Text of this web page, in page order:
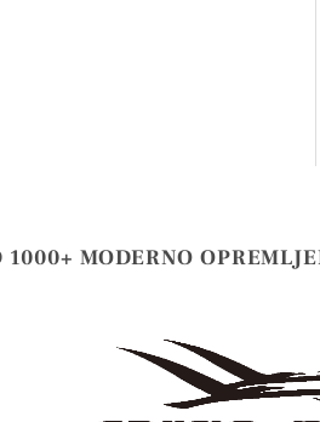
1000+ MODERNO